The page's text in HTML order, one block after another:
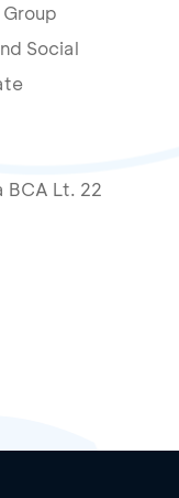
Group
Social
BCA Lt. 22